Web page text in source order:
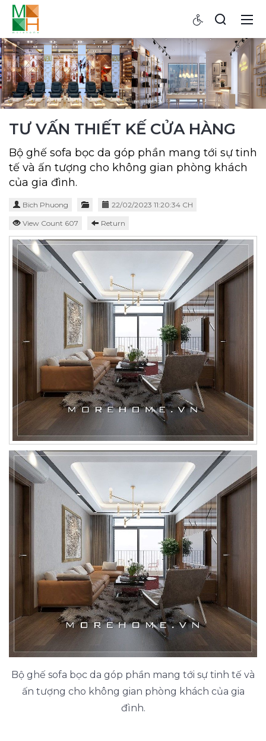
TƯ VẤN THIẾT KẾ CỬA HÀNG
Bộ ghế sofa bọc da góp phần mang tới sự tinh
tế và ấn tượng cho không gian phòng khách
của gia đình.
Bich Phuong 22/02/2023 11:20:34 CH
View Count 607 Return
Bộ ghế sofa bọc da góp phần mang tới sự tinh tế và
ấn tượng cho không gian phòng khách của gia
đình.